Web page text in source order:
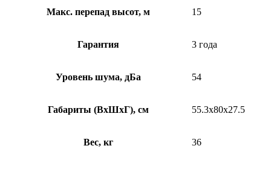
Макс. перепад высот, м 15
Гарантия 3 года
Уровень шума, дБа 54
Габариты (ВхШхГ), см 55.3x80x27.5
Вес, кг 36